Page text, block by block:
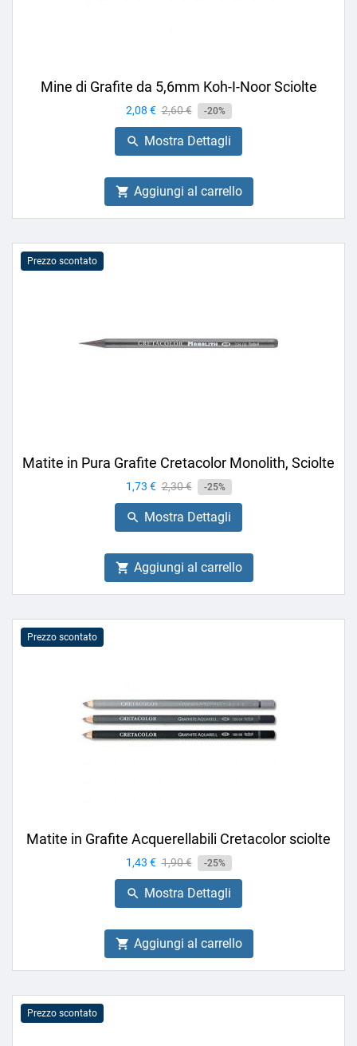
Mine di Grafite da 5,6mm Koh-I-Noor Sciolte
Prezzo
2,08 € Prezzo
base
2,60 € -20%
 Mostra Dettagli
 Aggiungi al carrello
Prezzo scontato
Matite in Pura Grafite Cretacolor Monolith, Sciolte
Prezzo
1,73 € Prezzo
base
2,30 € -25%
 Mostra Dettagli
 Aggiungi al carrello
Prezzo scontato
Matite in Grafite Acquerellabili Cretacolor sciolte
Prezzo
1,43 € Prezzo
base
1,90 € -25%
 Mostra Dettagli
 Aggiungi al carrello
Prezzo scontato